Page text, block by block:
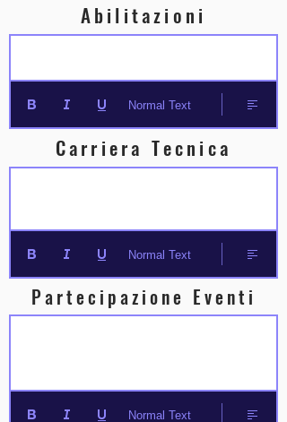
Abilitazioni
Normal Text
Carriera Tecnica
Normal Text
Partecipazione Eventi
Normal Text